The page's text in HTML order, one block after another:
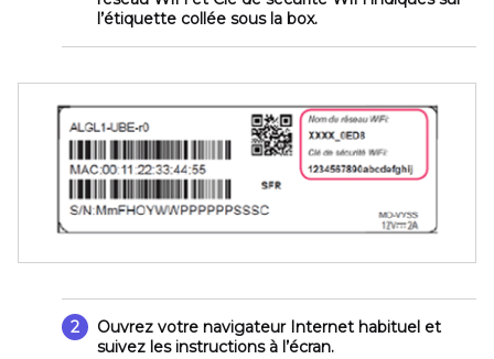
l’étiquette collée sous la box.
2
Ouvrez votre navigateur Internet habituel et
suivez les instructions à l’écran.